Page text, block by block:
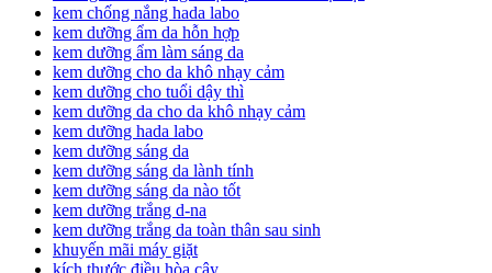
kem chống nắng hada labo
kem dưỡng ẩm da hỗn hợp
kem dưỡng ẩm làm sáng da
kem dưỡng cho da khô nhạy cảm
kem dưỡng cho tuổi dậy thì
kem dưỡng da cho da khô nhạy cảm
kem dưỡng hada labo
kem dưỡng sáng da
kem dưỡng sáng da lành tính
kem dưỡng sáng da nào tốt
kem dưỡng trắng d-na
kem dưỡng trắng da toàn thân sau sinh
khuyến mãi máy giặt
kích thước điều hòa cây